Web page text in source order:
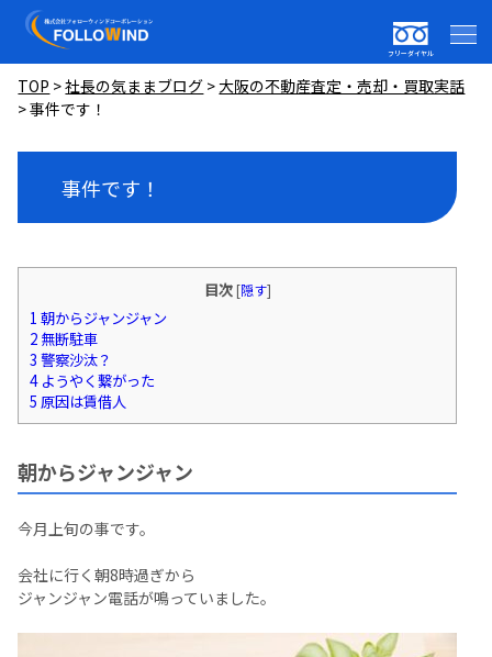
フリーダイヤル
TOP >社長の気ままブログ >大阪の不動産査定・売却・買取実話
>事件です！
事件です！
目次[隠す]
1 朝からジャンジャン
2 無断駐車
3 警察沙汰？
4ようやく繋がった
5 原因は賃借人
朝からジャンジャン
今月上旬の事です。
会社に行く朝8時過ぎから
ジャンジャン電話が鳴っていました。